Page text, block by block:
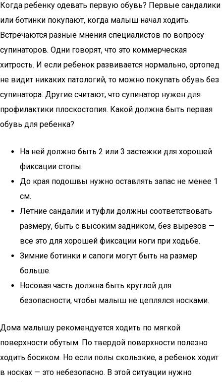
Когда ребенку одевать первую обувь? Первые сандалики
или ботинки покупают, когда малыш начал ходить.
Встречаются разные мнения специалистов по вопросу
супинаторов. Одни говорят, что это коммерческая
хитрость. И если ребенок развивается нормально, ортопед
не видит никаких патологий, то можно покупать обувь без
супинатора. Другие считают, что супинатор нужен для
профилактики плоскостопия. Какой должна быть первая
обувь для ребенка?
На ней должно быть 2 или 3 застежки для хорошей
фиксации стопы.
До края подошвы нужно оставлять запас не менее 1
см.
Летние сандалии и туфли должны соответствовать
размеру, быть с высоким задником, без вырезов —
все это для хорошей фиксации ноги при ходьбе.
Зимние ботинки и сапоги могут быть на размер
больше.
Носовая часть должна быть круглой для
безопасности, чтобы малыш не цеплялся носками.
Дома малышу рекомендуется ходить по мягкой
поверхности обутым. По твердой поверхности полезно
ходить босиком. Но если полы скользкие, а ребенок ходит
в носках — это небезопасно. В этой ситуации нужно